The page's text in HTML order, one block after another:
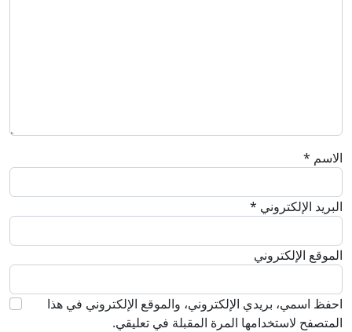
الاسم *
البريد الإلكتروني *
الموقع الإلكتروني
احفظ اسمي، بريدي الإلكتروني، والموقع الإلكتروني في هذا
المتصفح لاستخدامها المرة المقبلة في تعليقي.